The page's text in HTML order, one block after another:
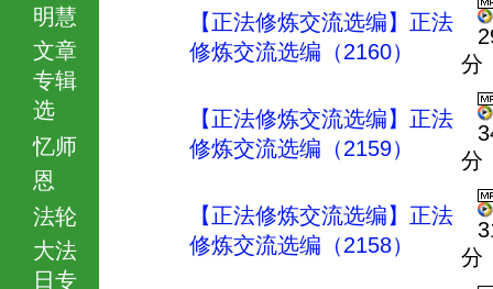
明慧
文章
专辑
选
忆师
恩
法轮
大法
日专
【正法修炼交流选编】正法
修炼交流选编（2160）
分
【正法修炼交流选编】正法
修炼交流选编（2159）
分
【正法修炼交流选编】正法
修炼交流选编（2158）
分